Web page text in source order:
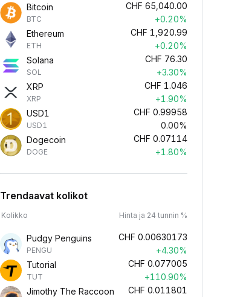
Bitcoin
BTC
CHF 65,040.00
+0.20%
Ethereum
ETH
CHF 1,920.99
+0.20%
Solana
SOL
CHF 76.30
+3.30%
XRP
XRP
CHF 1.046
+1.90%
USD1
USD1
CHF 0.99958
0.00%
Dogecoin
DOGE
CHF 0.07114
+1.80%
Trendaavat kolikot
Kolikko Hinta ja 24 tunnin %
Pudgy Penguins
PENGU
CHF 0.00630173
+4.30%
Tutorial
TUT
CHF 0.077005
+110.90%
Jimothy The Raccoon
CHF 0.011801